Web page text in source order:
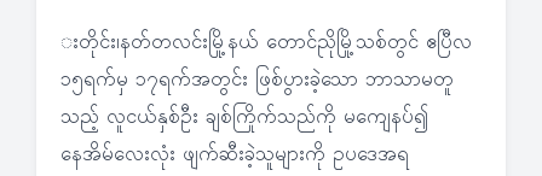
းတိုင်း၊နတ်တလင်းမြို့နယ် တောင်ညိုမြို့သစ်တွင် ဧပြီလ
၁၅ရက်မှ ၁၇ရက်အတွင်း ဖြစ်ပွားခဲ့သော ဘာသာမတူ
သည့် လူငယ်နှစ်ဦး ချစ်ကြိုက်သည်ကို မကျေနပ်၍
နေအိမ်လေးလုံး ဖျက်ဆီးခဲ့သူများကို ဥပဒေအရ